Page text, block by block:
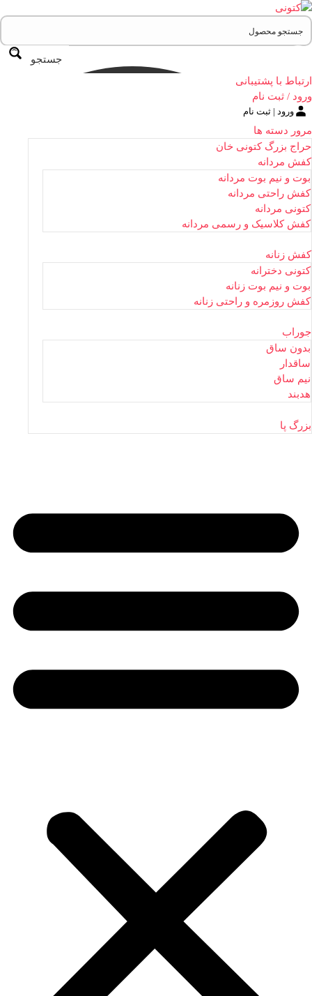
جستجو
ارتباط با پشتیبانی
ورود / ثبت نام
ورود | ثبت نام
مرور دسته ها
حراج بزرگ کتونی خان
کفش مردانه
بوت و نیم بوت مردانه
کفش راحتی مردانه
کتونی مردانه
کفش کلاسیک و رسمی مردانه
کفش زنانه
کتونی دخترانه
بوت و نیم بوت زنانه
کفش روزمره و راحتی زنانه
جوراب
بدون ساق
ساقدار
نیم ساق
هدبند
بزرگ پا